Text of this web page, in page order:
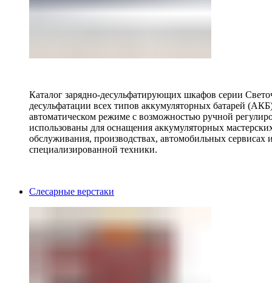
Каталог зарядно-десульфатирующих шкафов серии
десульфатации всех типов аккумуляторных батарей
автоматическом режиме с возможностью ручной
использованы для оснащения аккумуляторных
обслуживания, производствах, автомобильных
специализированной техники.
Слесарные верстаки